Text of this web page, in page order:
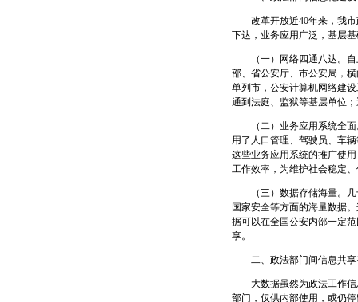
改革开放近40年来，我市
下达，业务应用广泛，基层
（一）网络四通八达。自
部、省公安厅、市公安局，
单列市，公安计算机网络建
通到法庭、监狱等基层单位
（二）业务应用系统全面
用了人口管理、驾驶员、车
这些业务应用系统的推广使
工作效率，为维护社会稳定
（三）数据存储海量。几
国家安全等方面的海量数据
据可以在全国公安内部一定
享。
二、政法部门间信息共享
大数据虽然为政法工作信
部门，仅供内部使用，或仍